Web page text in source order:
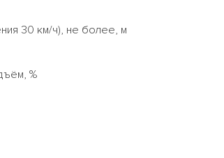
30 км/ч), не более, м
%